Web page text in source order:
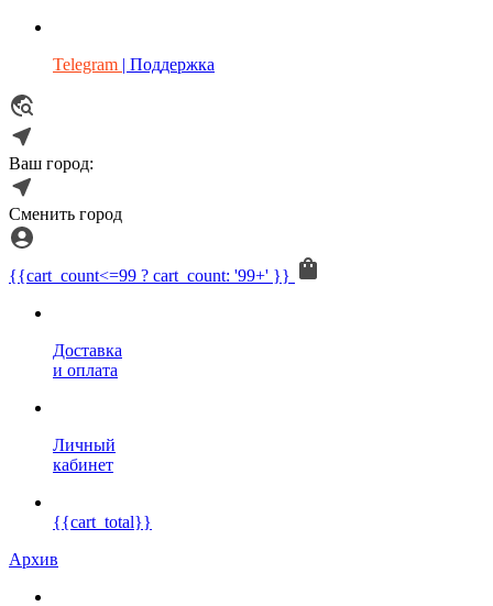
Telegram | Поддержка
Ваш город:
Сменить город
{{cart_count<=99 ? cart_count: '99+' }}
Доставка
и оплата
Личный
кабинет
{{cart_total}}
Архив